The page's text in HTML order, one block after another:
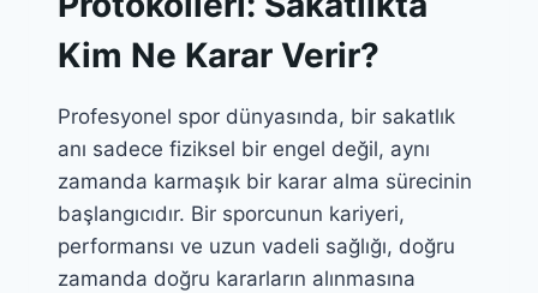
Kim Ne Karar Verir?
Profesyonel spor dünyasında, bir sakatlık
anı sadece fiziksel bir engel değil, aynı
zamanda karmaşık bir karar alma sürecinin
başlangıcıdır. Bir sporcunun kariyeri,
performansı ve uzun vadeli sağlığı, doğru
zamanda doğru kararların alınmasına